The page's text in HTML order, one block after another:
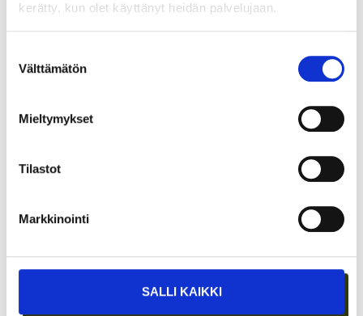
kerätty, kun olet käyttänyt heidän palvelujaan.
valinta
Välttämätön
Mieltymykset
Tilastot
Markkinointi
SALLI KAIKKI
JÄSENEN KYNÄSTÄ – TILA MERKITSEE
ASIAKASYMMÄRRYS SYNTYY IHMISTEN